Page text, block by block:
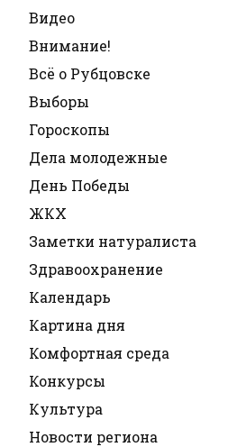
Видео
Внимание!
Всё о Рубцовске
Выборы
Гороскопы
Дела молодежные
День Победы
ЖКХ
Заметки натуралиста
Здравоохранение
Календарь
Картина дня
Комфортная среда
Конкурсы
Культура
Новости региона